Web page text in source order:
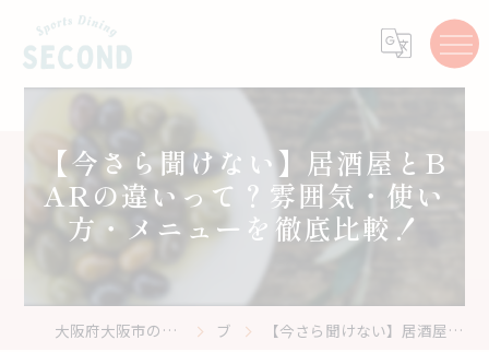
【今さら聞けない】居酒屋とB
ARの違いって？雰囲気・使い
方・メニューを徹底比較！
大阪府大阪市のスポーツバーはスポーツ居酒屋 Second ブログ 【今さら聞けない】居酒屋とBARの違いって？雰囲気・使い方・メニューを徹底比較！